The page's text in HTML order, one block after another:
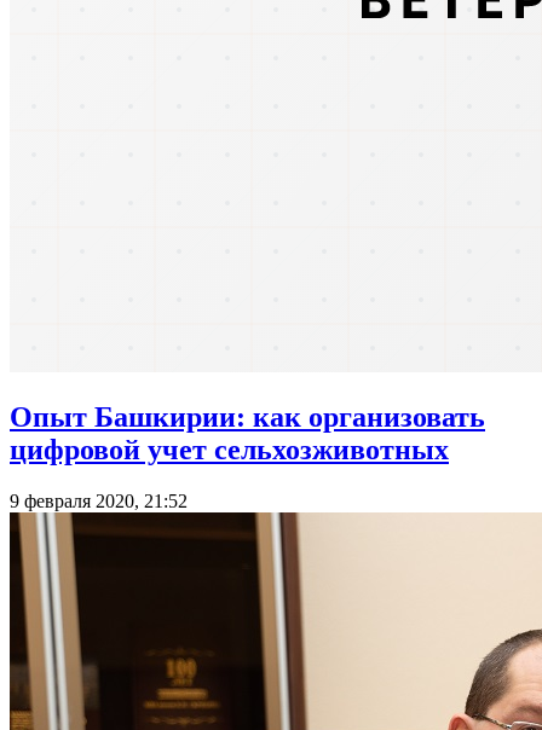
Опыт Башкирии: как организовать
цифровой учет сельхозживотных
9 февраля 2020, 21:52